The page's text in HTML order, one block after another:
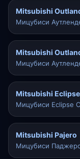
Mitsubishi
Мицубиси
Mitsubishi
Мицубиси
Mitsubishi
Мицубиси Eclipse
Mitsubishi Pajero
Мицубиси